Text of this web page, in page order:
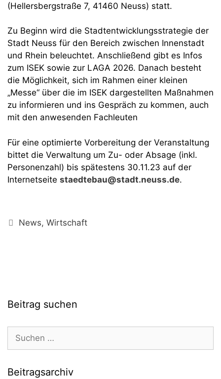
(Hellersbergstraße 7, 41460 Neuss) statt.
Zu Beginn wird die Stadtentwicklungsstrategie der
Stadt Neuss für den Bereich zwischen Innenstadt
und Rhein beleuchtet. Anschließend gibt es Infos
zum ISEK sowie zur LAGA 2026. Danach besteht
die Möglichkeit, sich im Rahmen einer kleinen
„Messe“ über die im ISEK dargestellten Maßnahmen
zu informieren und ins Gespräch zu kommen, auch
mit den anwesenden Fachleuten
Für eine optimierte Vorbereitung der Veranstaltung
bittet die Verwaltung um Zu- oder Absage (inkl.
Personenzahl) bis spätestens 30.11.23 auf der
Internetseite staedtebau@stadt.neuss.de.
Kategorien
News,Wirtschaft
Beitrag suchen
Suchen
nach:
Beitragsarchiv